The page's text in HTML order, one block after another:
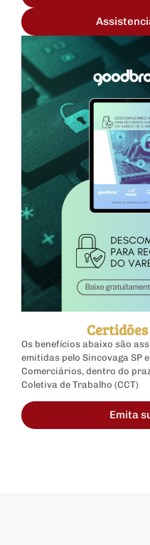
Os benefícios abaixo são
emitidas pelo Sincovaga SP
Comerciários, dentro do
Coletiva de Trabalho (CCT)
Emita